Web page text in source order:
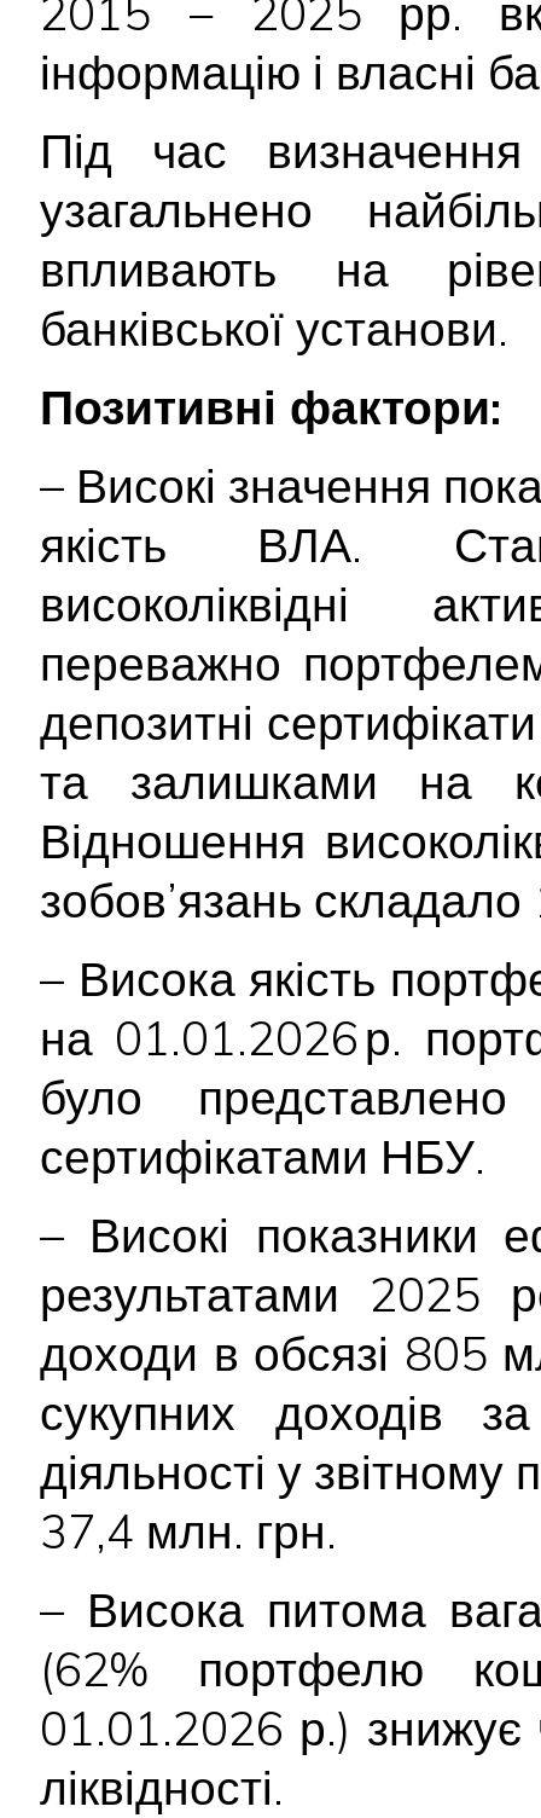
2015 − 2025 рр.
інформацію і власні
Під час визначення
узагальнено
впливають на
банківської установи.
Позитивні фактори:
– Високі значення
якість ВЛА.
високоліквідні
переважно
депозитні
та залишками на
Відношення
зобов’язань
– Висока якість
на 01.01.2026 р.
було
сертифікатами НБУ.
– Високі показники
результатами 2025
доходи в обсязі 805
сукупних доходів
діяльності у звітному
37,4 млн. грн.
– Висока питома вага
(62% портфелю
01.01.2026 р.) знижує
ліквідності.